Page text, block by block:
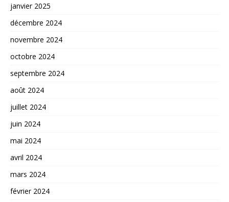
janvier 2025
décembre 2024
novembre 2024
octobre 2024
septembre 2024
août 2024
juillet 2024
juin 2024
mai 2024
avril 2024
mars 2024
février 2024